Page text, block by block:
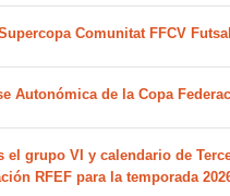
Comunitat FFCV Futsal
Autonómica de la Copa
el grupo VI y calendario de
RFEF para la temporada